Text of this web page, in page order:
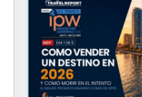
2. Misión del